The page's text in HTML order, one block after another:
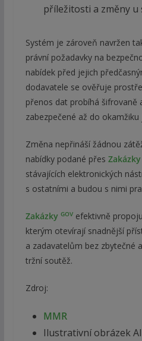
příležitosti a změny u
Systém je zároveň navržen
právní požadavky na
nabídek před jejich
dodavatele se ověřuje
přenos dat probíhá šifrovaně
zabezpečené až do
Změna nepřináší žádnou
nabídky podané přes Zakázky
stávajících elektronických
s ostatními a budou s nimi
Zakázky GOVefektivně
kterým otevírají snadnější
a zadavatelům bez zbytečné
tržní soutěž.
Zdroj:
MMR
Ilustrativní obrázek AI